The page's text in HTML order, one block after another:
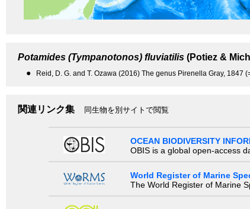
Potamides (Tympanotonos) fluviatilis (Potiez &
● Reid, D. G. and T. Ozawa (2016) The genus Pirenella Gray,
関連リンク集 同生物を別サイトで閲覧
OCEAN BIODIVERSITY
OBIS is a global open-access
World Register of Marine
The World Register of Marine